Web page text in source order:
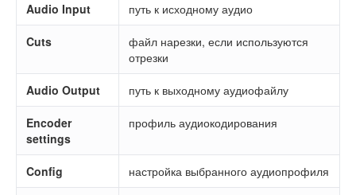
Audio Input путь к исходному аудио
Cuts
файл нарезки, если используются
отрезки
Audio Output путь к выходному аудиофайлу
Encoder
settings
профиль аудиокодирования
Config настройка выбранного аудиопрофиля